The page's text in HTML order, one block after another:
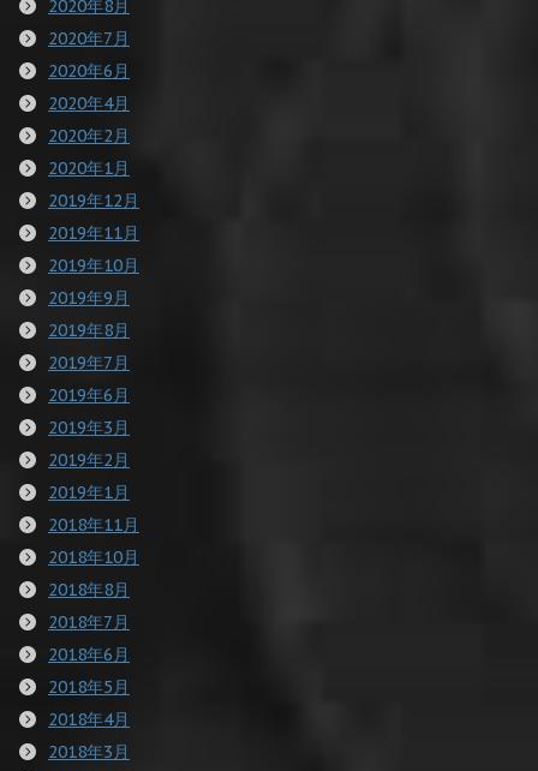
2020年8月
2020年7月
2020年6月
2020年4月
2020年2月
2020年1月
2019年12月
2019年11月
2019年10月
2019年9月
2019年8月
2019年7月
2019年6月
2019年3月
2019年2月
2019年1月
2018年11月
2018年10月
2018年8月
2018年7月
2018年6月
2018年5月
2018年4月
2018年3月